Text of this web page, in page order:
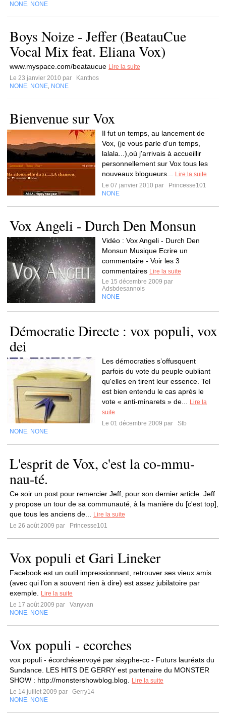
NONE NONE
Boys Noize - Jeffer (BeatauCue
Vocal Mix feat. Eliana Vox)
www.myspace.com/beataucue Lire la suite
Le 23 janvier 2010 par
Kanthos
NONE NONE NONE
Bienvenue sur Vox
Il fut un temps, au lancement de
Vox, (je vous parle d'un temps,
lalala...),où j'arrivais à accueillir
personnellement sur Vox tous les
nouveaux blogueurs...
Lire la suite
Le 07 janvier 2010 par
Princesse101
NONE
Vox Angeli - Durch Den Monsun
Vidéo : Vox Angeli - Durch Den
Monsun Musique Ecrire un
commentaire - Voir les 3
commentaires Lire la suite
Le 15 décembre 2009 par
Adsbdesannois
NONE
Démocratie Directe : vox populi, vox
dei
Les démocraties s’offusquent
parfois du vote du peuple oubliant
qu'elles en tirent leur essence. Tel
est bien entendu le cas après le
vote « anti-minarets » de...
Lire la
suite
Le 01 décembre 2009 par
Stb
NONE NONE
L'esprit de Vox, c'est la co-mmu-
nau-té.
Ce soir un post pour remercier Jeff, pour son dernier article. Jeff
y propose un tour de sa communauté, à la manière du [c'est top],
que tous les anciens de...
Lire la suite
Le 26 août 2009 par
Princesse101
Vox populi et Gari Lineker
Facebook est un outil impressionnant, retrouver ses vieux amis
(avec qui l’on a souvent rien à dire) est assez jubilatoire par
exemple.
Lire la suite
Le 17 août 2009 par
Vanyvan
NONE NONE
Vox populi - ecorches
vox populi - écorchésenvoyé par sisyphe-cc - Futurs lauréats du
Sundance. LES HITS DE GERRY est partenaire du MONSTER
SHOW : http://monstershowblog.blog.
Lire la suite
Le 14 juillet 2009 par
Gerry14
NONE NONE